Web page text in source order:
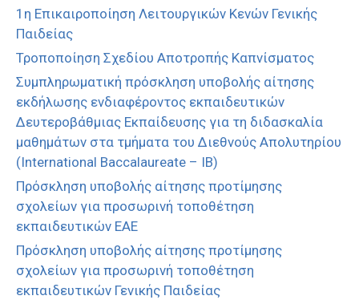
1η Επικαιροποίηση Λειτουργικών Κενών Γενικής
Παιδείας
Τροποποίηση Σχεδίου Αποτροπής Καπνίσματος
Συμπληρωματική πρόσκληση υποβολής αίτησης
εκδήλωσης ενδιαφέροντος εκπαιδευτικών
Δευτεροβάθμιας Εκπαίδευσης για τη διδασκαλία
μαθημάτων στα τμήματα του Διεθνούς Απολυτηρίου
(International Baccalaureate – IB)
Πρόσκληση υποβολής αίτησης προτίμησης
σχολείων για προσωρινή τοποθέτηση
εκπαιδευτικών ΕΑΕ
Πρόσκληση υποβολής αίτησης προτίμησης
σχολείων για προσωρινή τοποθέτηση
εκπαιδευτικών Γενικής Παιδείας